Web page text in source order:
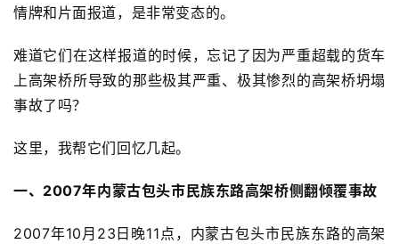
情牌和片面报道，是非常变态的。
难道它们在这样报道的时候，忘记了因为严重超载的货车
上高架桥所导致的那些极其严重、极其惨烈的高架桥坍塌
事故了吗？
这里，我帮它们回忆几起。
一、2007年内蒙古包头市民族东路高架桥侧翻倾覆事故
2007年10月23日晚11点， 内蒙古包头市民族东路的高架